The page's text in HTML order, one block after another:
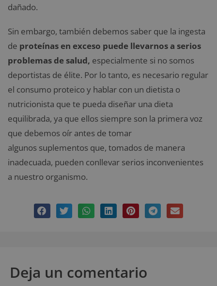
dañado.
Sin embargo, también debemos saber que la ingesta
de proteínas en exceso puede llevarnos a serios
problemas de salud, especialmente si no somos
deportistas de élite. Por lo tanto, es necesario regular
el consumo proteico y hablar con un dietista o
nutricionista que te pueda diseñar una dieta
equilibrada, ya que ellos siempre son la primera voz
que debemos oír antes de tomar
algunos suplementos que, tomados de manera
inadecuada, pueden conllevar serios inconvenientes
a nuestro organismo.
Deja un comentario